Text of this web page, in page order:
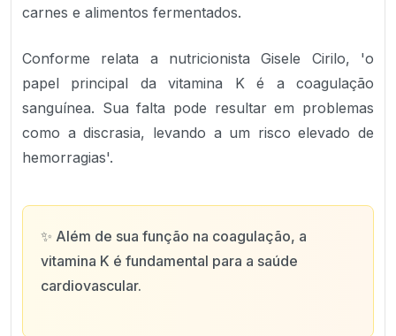
carnes e alimentos fermentados.
Conforme relata a nutricionista Gisele Cirilo, 'o
papel principal da vitamina K é a coagulação
sanguínea. Sua falta pode resultar em problemas
como a discrasia, levando a um risco elevado de
hemorragias'.
✨ Além de sua função na coagulação, a
vitamina K é fundamental para a saúde
cardiovascular.